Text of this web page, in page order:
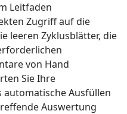
Leitfaden
Zugriff auf die
leeren Zyklusblätter, die
von Hand
Sie Ihre
automatische Ausfüllen
Auswertung